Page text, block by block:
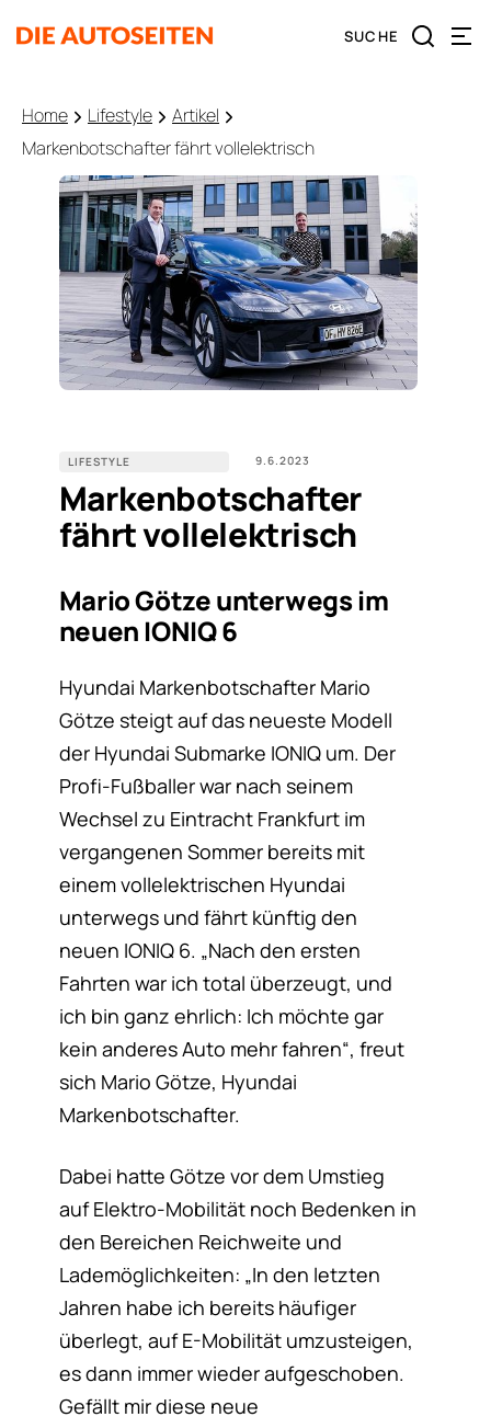
Home Lifestyle
Artikel
Markenbotschafter fährt vollelektrisch
LIFESTYLE 9.6.2023
Markenbotschafter
fährt vollelektrisch
Mario Götze unterwegs im
neuen IONIQ 6
Hyundai Markenbotschafter Mario
Götze steigt auf das neueste Modell
der Hyundai Submarke IONIQ um. Der
Profi-Fußballer war nach seinem
Wechsel zu Eintracht Frankfurt im
vergangenen Sommer bereits mit
einem vollelektrischen Hyundai
unterwegs und fährt künftig den
neuen IONIQ 6. „Nach den ersten
Fahrten war ich total überzeugt, und
ich bin ganz ehrlich: Ich möchte gar
kein anderes Auto mehr fahren“, freut
sich Mario Götze, Hyundai
Markenbotschafter.
Dabei hatte Götze vor dem Umstieg
auf Elektro-Mobilität noch Bedenken in
den Bereichen Reichweite und
Lademöglichkeiten: „In den letzten
Jahren habe ich bereits häufiger
überlegt, auf E-Mobilität umzusteigen,
es dann immer wieder aufgeschoben.
Gefällt mir diese neue